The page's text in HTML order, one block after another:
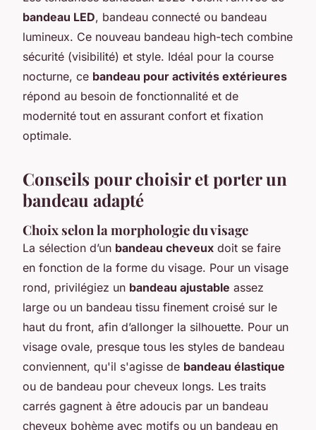
bandeau LED, bandeau connecté ou bandeau
lumineux. Ce nouveau bandeau high-tech combine
sécurité (visibilité) et style. Idéal pour la course
nocturne, ce bandeau pour activités extérieures
répond au besoin de fonctionnalité et de
modernité tout en assurant confort et fixation
optimale.
Conseils pour choisir et porter un
bandeau adapté
Choix selon la morphologie du visage
La sélection d’un bandeau cheveux doit se faire
en fonction de la forme du visage. Pour un visage
rond, privilégiez un bandeau ajustable assez
large ou un bandeau tissu finement croisé sur le
haut du front, afin d’allonger la silhouette. Pour un
visage ovale, presque tous les styles de bandeau
conviennent, qu'il s'agisse de bandeau élastique
ou de bandeau pour cheveux longs. Les traits
carrés gagnent à être adoucis par un bandeau
cheveux bohème avec motifs ou un bandeau en